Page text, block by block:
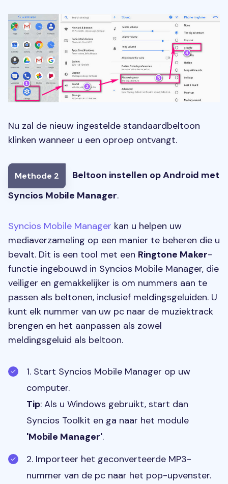
Nu zal de nieuw ingestelde standaardbeltoon
klinken wanneer u een oproep ontvangt.
Methode 2
Beltoon instellen op Android met
Syncios Mobile Manager.
Syncios Mobile Manager kan u helpen uw
mediaverzameling op een manier te beheren die u
bevalt. Dit is een tool met een Ringtone Maker-
functie ingebouwd in Syncios Mobile Manager, die
veiliger en gemakkelijker is om nummers aan te
passen als beltonen, inclusief meldingsgeluiden. U
kunt elk nummer van uw pc naar de muziektrack
brengen en het aanpassen als zowel
meldingsgeluid als beltoon.
1. Start Syncios Mobile Manager op uw
computer.
Tip: Als u Windows gebruikt, start dan
Syncios Toolkit en ga naar het module
'Mobile Manager'.
2. Importeer het geconverteerde MP3-
nummer van de pc naar het pop-upvenster.